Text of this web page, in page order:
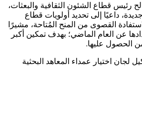
رئيس قطاع الشئون الثقافية والبعثات،
داعيًا إلى تحديد أولويات قطاع
القصوى من المنح المُتاحة، مشيرًا
عن العام الماضي؛ بهدف تمكين أكبر
الحصول عليها.
اختيار عمداء المعاهد البحثية